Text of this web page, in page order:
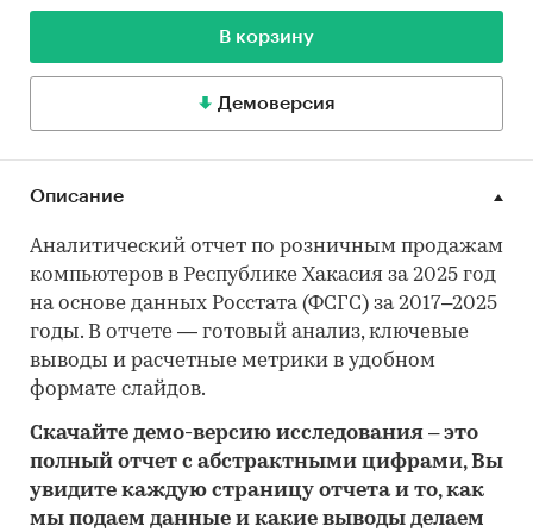
В корзину
Демоверсия
Описание
Аналитический отчет по розничным продажам
компьютеров в Республике Хакасия за 2025 год
на основе данных Росстата (ФСГС) за 2017–2025
годы. В отчете — готовый анализ, ключевые
выводы и расчетные метрики в удобном
формате слайдов.
Скачайте демо-версию исследования – это
полный отчет с абстрактными цифрами, Вы
увидите каждую страницу отчета и то,как
мы подаем данные и какие выводы делаем